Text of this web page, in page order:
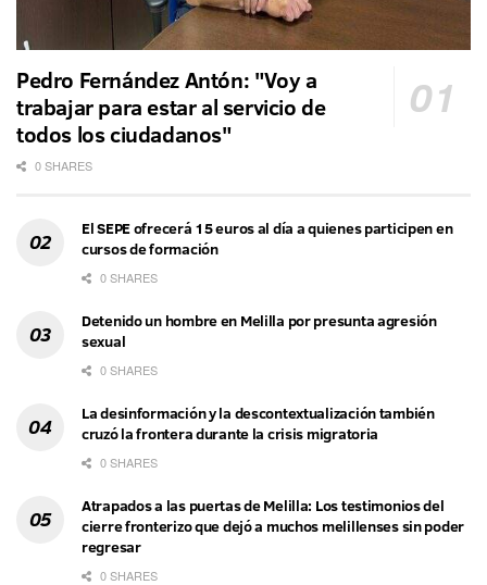
Pedro Fernández Antón: "Voy a
trabajar para estar al servicio de
todos los ciudadanos"
0 SHARES
El SEPE ofrecerá 15 euros al día a quienes participen en
cursos de formación
0 SHARES
Detenido un hombre en Melilla por presunta agresión
sexual
0 SHARES
La desinformación y la descontextualización también
cruzó la frontera durante la crisis migratoria
0 SHARES
Atrapados a las puertas de Melilla: Los testimonios del
cierre fronterizo que dejó a muchos melillenses sin poder
regresar
0 SHARES